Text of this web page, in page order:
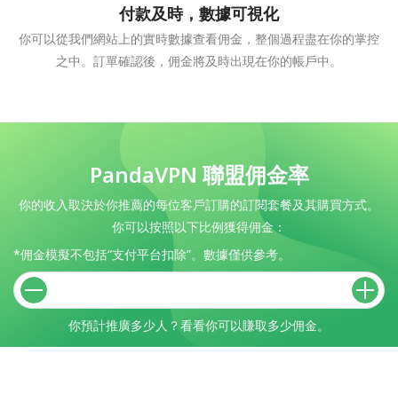
付款及時，數據可視化
你可以從我們網站上的實時數據查看佣金，整個過程盡在你的掌控
之中。訂單確認後，佣金將及時出現在你的帳戶中。
PandaVPN 聯盟佣金率
你的收入取決於你推薦的每位客戶訂購的訂閱套餐及其購買方式。
你可以按照以下比例獲得佣金：
*佣金模擬不包括“支付平台扣除”。數據僅供參考。
你預計推廣多少人？看看你可以賺取多少佣金。